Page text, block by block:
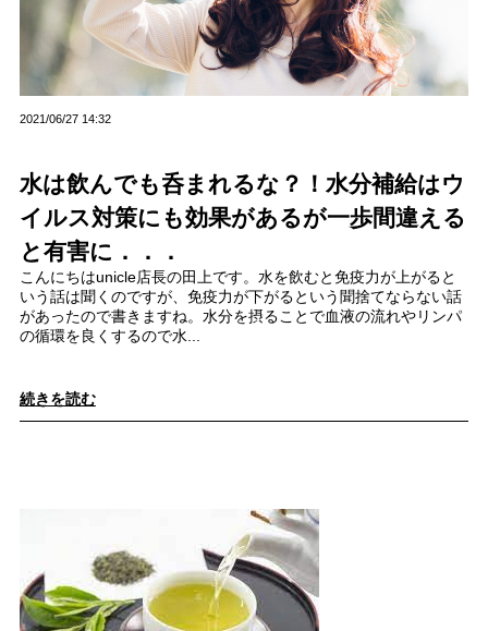
水は飲んでも呑まれるな？！水分補給はウ
イルス対策にも効果があるが一歩間違える
と有害に．．．
2021/06/27 14:32
こんにちはunicle店長の田上です。水を飲むと免疫力が上がると
いう話は聞くのですが、免疫力が下がるという聞捨てならない話
があったので書きますね。水分を摂ることで血液の流れやリンパ
の循環を良くするので水...
続きを読む